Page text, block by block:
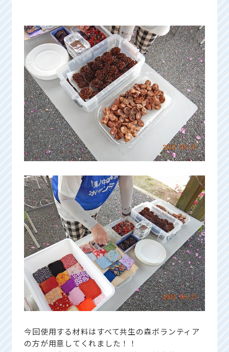
今回使用する材料はすべて共生の森ボランティア
の方が用意してくれました！！